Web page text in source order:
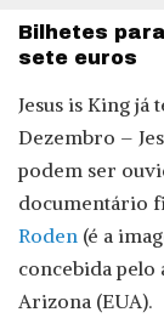
Bilhetes
sete euros
Jesus is King
Dezembro –
podem ser
documentário
Roden (é a
concebida pelo
Arizona (EUA).